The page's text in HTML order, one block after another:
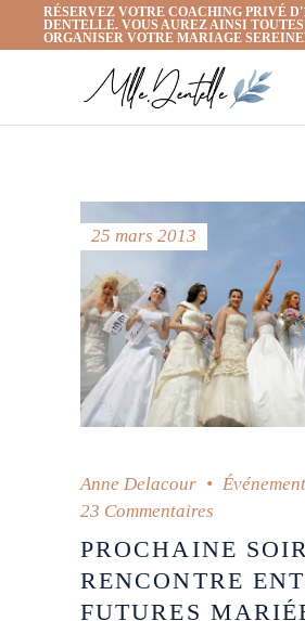
RÉSERVEZ VOTRE COACHING PRIVÉ
DENTELLE. VOUS AUREZ AINSI
ORGANISER VOTRE MARIAGE
25 mars 2013
Anne Delacour
Événement
23 Commentaires
PROCHAINE
RENCONTRE
FUTURES